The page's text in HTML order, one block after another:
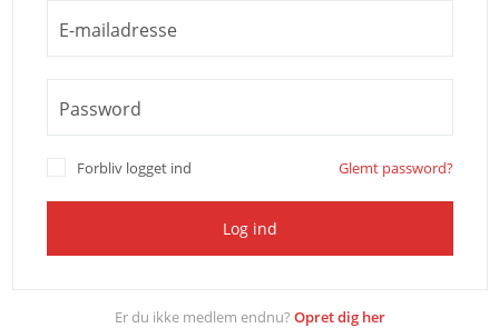
E-mailadresse
Password
Forbliv logget ind Glemt password?
Log ind
Er du ikke medlem endnu? Opret dig her